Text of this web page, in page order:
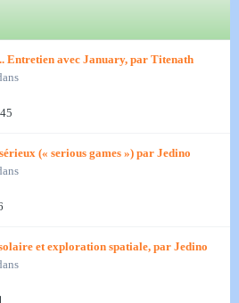
Entretien avec January, par Titenath
45
(« serious games ») par Jedino
solaire et exploration spatiale, par Jedino